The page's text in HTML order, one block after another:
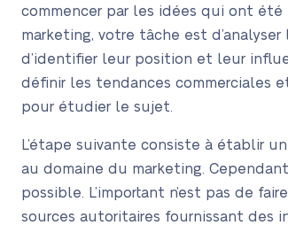
commencer par les idées qui ont
marketing, votre tâche est
d’identifier leur position et leur
définir les tendances commerciales
pour étudier le sujet.
L’étape suivante consiste à établir
au domaine du marketing.
possible. L’important n’est pas de
sources autoritaires fournissant des